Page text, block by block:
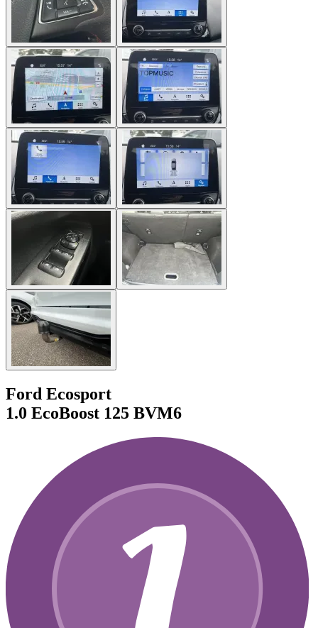
Ford Ecosport
1.0 EcoBoost 125 BVM6